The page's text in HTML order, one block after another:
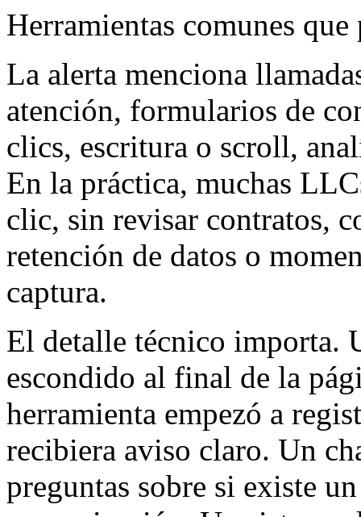
Herramientas comunes
La alerta menciona
atención, formularios de
clics, escritura o scroll,
En la práctica, muchas
clic, sin revisar contratos,
retención de datos o
captura.
El detalle técnico importa.
escondido al final de la
herramienta empezó a
recibiera aviso claro. Un
preguntas sobre si existe